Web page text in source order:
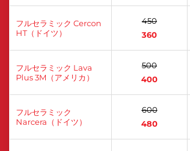
フルセラミック Cercon
HT（ドイツ）
450
360
フルセラミック Lava
Plus 3M（アメリカ）
500
400
フルセラミック
Narcera（ドイツ）
600
480